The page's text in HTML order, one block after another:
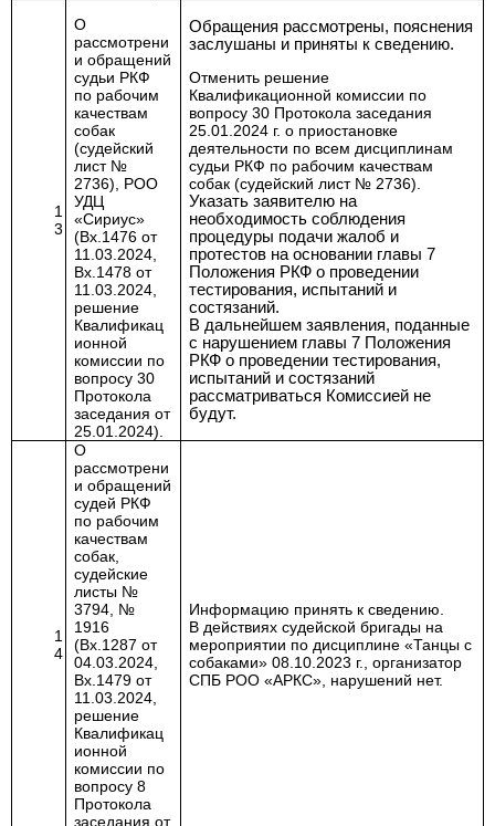
1
3
О
рассмотрени
и обращений
судьи РКФ
по рабочим
качествам
собак
(судейский
лист №
2736), РОО
УДЦ
«Сириус»
(Вх.1476 от
11.03.2024,
Вх.1478 от
11.03.2024,
решение
Квалификац
ионной
комиссии по
вопросу 30
Протокола
заседания от
25.01.2024).
Обращения рассмотрены, пояснения
заслушаны и приняты к сведению.
Отменить решение
Квалификационной комиссии по
вопросу 30 Протокола заседания
25.01.2024 г. о приостановке
деятельности по всем дисциплинам
судьи РКФ по рабочим качествам
собак (судейский лист № 2736).
Указать заявителю на
необходимость соблюдения
процедуры подачи жалоб и
протестов на основании главы 7
Положения РКФ о проведении
тестирования, испытаний и
состязаний.
В дальнейшем заявления, поданные
с нарушением главы 7 Положения
РКФ о проведении тестирования,
испытаний и состязаний
рассматриваться Комиссией не
будут.
1
4
О
рассмотрени
и обращений
судей РКФ
по рабочим
качествам
собак,
судейские
листы №
3794, №
1916
(Вх.1287 от
04.03.2024,
Вх.1479 от
11.03.2024,
решение
Квалификац
ионной
комиссии по
вопросу 8
Протокола
заседания от
Информацию принять к сведению.
В действиях судейской бригады на
мероприятии по дисциплине «Танцы с
собаками» 08.10.2023 г., организатор
СПБ РОО «АРКС», нарушений нет.